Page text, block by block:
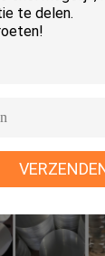
volgens